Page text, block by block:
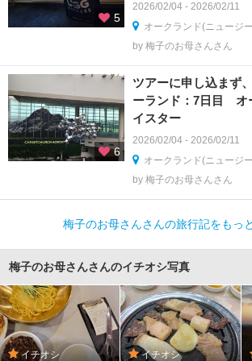
5
2026/02/04 - 2026/02/11
オークランド(ニュージ
by 梅子のお母さんさん
6
ツアーに申し込まず
ーランド：7日目 オ
イスター
2026/02/04 - 2026/02/11
オークランド(ニュージ
by 梅子のお母さんさん
梅子のお母さんさんの旅行記をもっ
梅子のお母さんさんのイチオシ写真
イチオシ イチオシ